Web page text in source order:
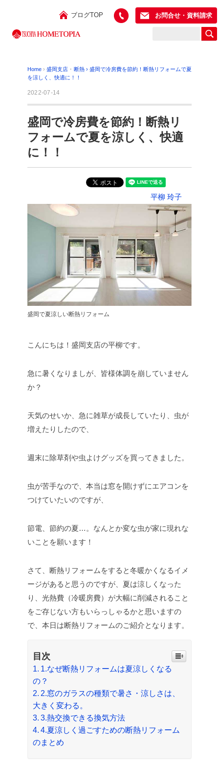
ブログTOP お問合せ・資料請求
Home › 盛岡支店 ･ 断熱 › 盛岡で冷房費を節約！断熱リフォームで夏
を涼しく、快適に！！
2022-07-14
盛岡で冷房費を節約！断熱リ
フォームで夏を涼しく、快適
に！！
平柳 玲子
盛岡で夏涼しい断熱リフォーム
こんにちは！盛岡支店の平柳です。
急に暑くなりましが、皆様体調を崩していません
か？
天気のせいか、急に雑草が成長していたり、虫が
増えたりしたので、
週末に除草剤や虫よけグッズを買ってきました。
虫が苦手なので、本当は窓を開けずにエアコンを
つけていたいのですが、
節電、節約の夏…。なんとか変な虫が家に現れな
いことを願います！
さて、断熱リフォームをすると冬暖かくなるイメ
ージがあると思うのですが、夏は涼しくなった
り、光熱費（冷暖房費）が大幅に削減されること
をご存じない方もいらっしゃるかと思いますの
で、本日は断熱リフォームのご紹介となります。
目次
1.なぜ断熱リフォームは夏涼しくなる
の？
2.窓のガラスの種類で暑さ・涼しさは、
大きく変わる。
3.熱交換できる換気方法
4.夏涼しく過ごすための断熱リフォーム
のまとめ